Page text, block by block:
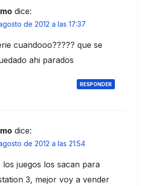
dice:
de 2012 a las 17:37
cuandooo????? que se
ahi parados
RESPONDER
dice:
de 2012 a las 21:54
los juegos los sacan para
3, mejor voy a vender